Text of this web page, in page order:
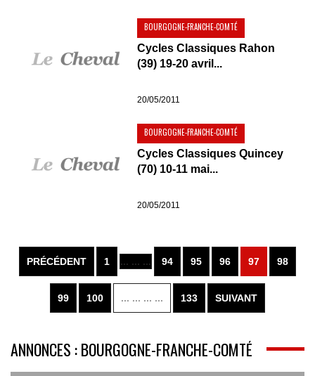
BOURGOGNE-FRANCHE-COMTÉ
Cycles Classiques Rahon
(39) 19-20 avril...
20/05/2011
BOURGOGNE-FRANCHE-COMTÉ
Cycles Classiques Quincey
(70) 10-11 mai...
20/05/2011
PRÉCÉDENT 1 ... ... ... 94 95 96 97 98
99 100 ... ... ... ... 133 SUIVANT
ANNONCES : BOURGOGNE-FRANCHE-COMTÉ